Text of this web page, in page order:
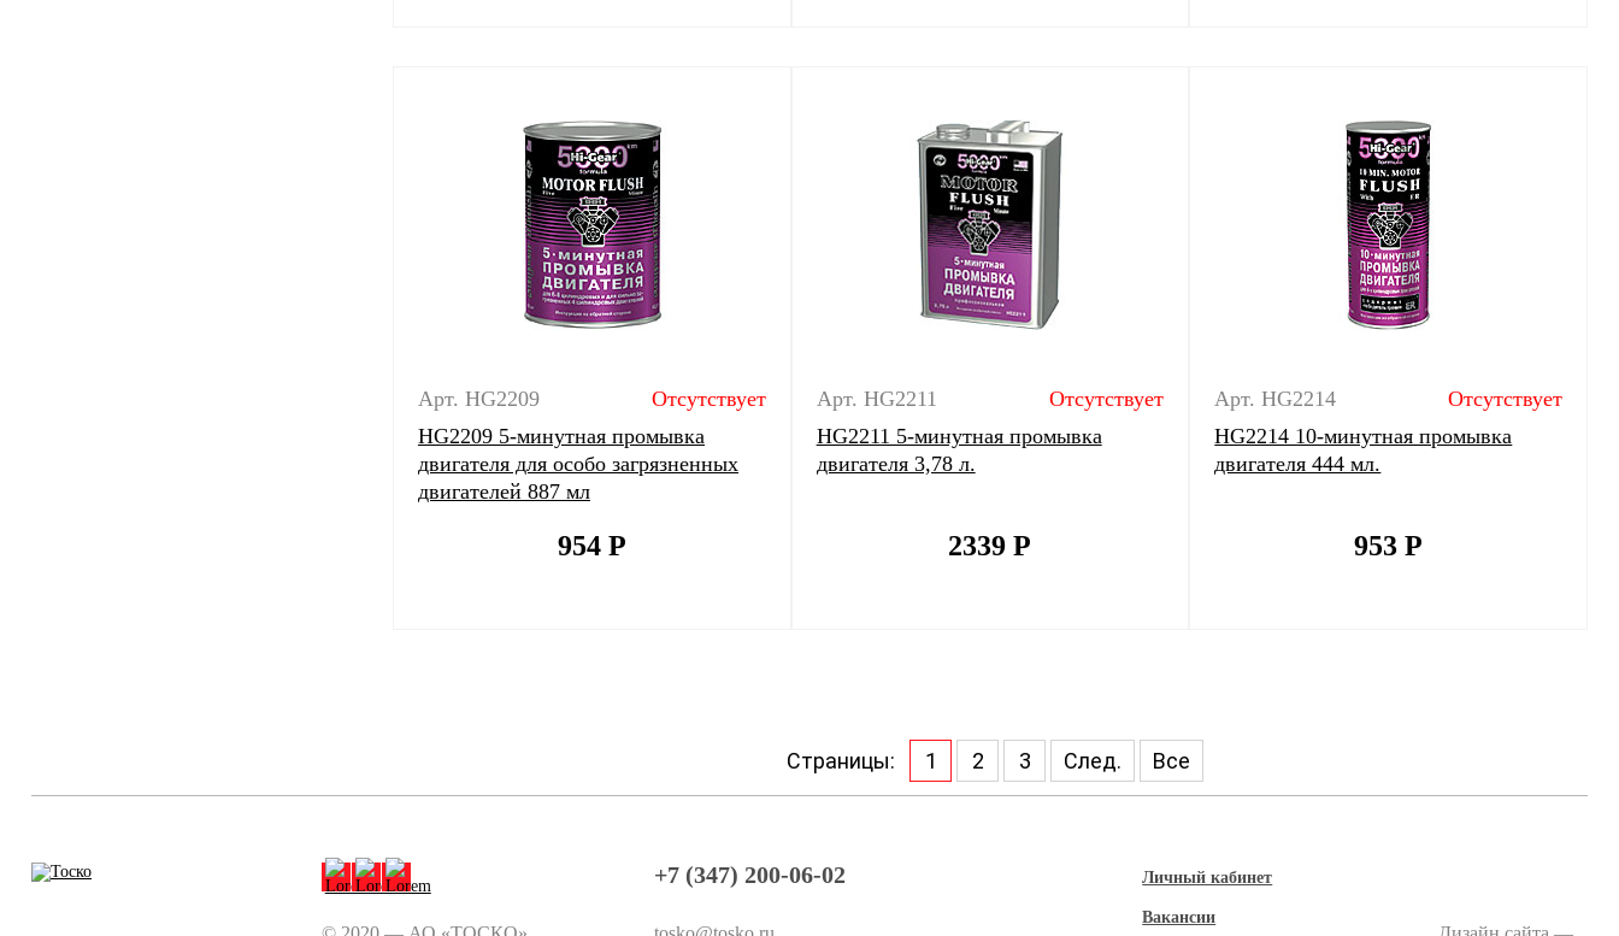
Арт. HG2209
Отсутствует
HG2209 5-минутная промывка
двигателя для особо загрязненных
двигателей 887 мл
954 Р
Арт. HG2211
Отсутствует
HG2211 5-минутная промывка
двигателя 3,78 л.
2339Р
Арт. HG2214
Отсутствует
HG2214 10-минутная промывка
двигателя 444 мл.
953Р
Страницы: 1 2 3 След. Все
+7 (347) 200-06-02 Личный кабинет
Вакансии